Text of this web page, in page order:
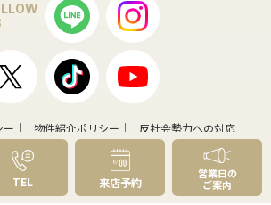
ー 物件紹介ポリシー
反社会勢力への対応
ライト・免責事項
サイトマップ
民ハウジング,Inc. All rights reserved.
21の加盟店は、すべて独立・自営です。
TEL 来店予約
営業日の
ご案内